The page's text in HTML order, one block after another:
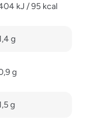
kJ / 95 kcal
g
g
g